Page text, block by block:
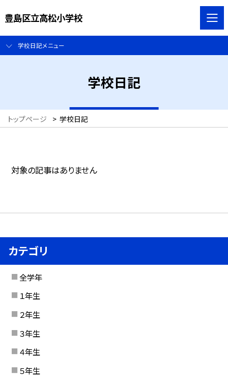
豊島区立高松小学校
学校日記メニュー
学校日記
トップページ > 学校日記
対象の記事はありません
カテゴリ
全学年
１年生
２年生
３年生
４年生
５年生